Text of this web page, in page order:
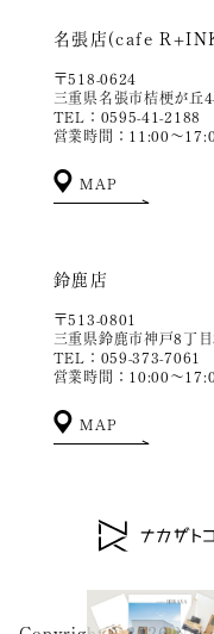
名張店(cafe
〒518-0624
三重県名張市桔梗が丘
TEL：0595-41-2188
営業時間：11:00～
MAP
鈴鹿店
〒513-0801
三重県鈴鹿市神戸8丁
TEL：059-373-7061
営業時間：10:00～
MAP